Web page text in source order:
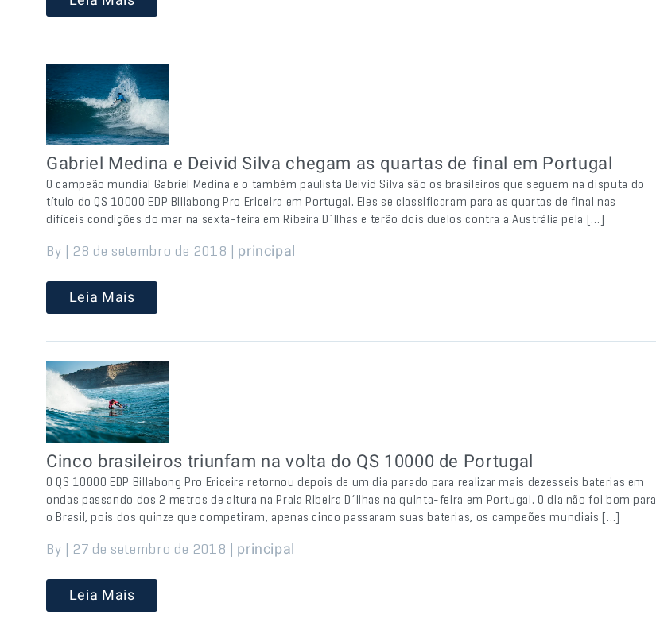
Gabriel Medina e Deivid Silva chegam as quartas de final em Portugal
O campeão mundial Gabriel Medina e o também paulista Deivid Silva são os brasileiros que seguem na disputa do
título do QS 10000 EDP Billabong Pro Ericeira em Portugal. Eles se classificaram para as quartas de final nas
difíceis condições do mar na sexta-feira em Ribeira D´Ilhas e terão dois duelos contra a Austrália pela […]
By | 28 de setembro de 2018 | principal
Leia Mais
Cinco brasileiros triunfam na volta do QS 10000 de Portugal
O QS 10000 EDP Billabong Pro Ericeira retornou depois de um dia parado para realizar mais dezesseis baterias em
ondas passando dos 2 metros de altura na Praia Ribeira D´Ilhas na quinta-feira em Portugal. O dia não foi bom para
o Brasil, pois dos quinze que competiram, apenas cinco passaram suas baterias, os campeões mundiais […]
By | 27 de setembro de 2018 | principal
Leia Mais